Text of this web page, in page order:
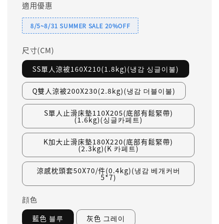
適用優惠
8/5~8/31 SUMMER SALE 20%OFF
尺寸(CM)
SS單人涼被160X210(1.8kg)(냉감 싱글이불)
Q雙人涼被200X230(2.8kg)(냉감 더블이불)
S單人止滑床墊110X205(底部有鬆緊帶)
(1.6kg)(싱글카페트)
K加大止滑床墊180X220(底部有鬆緊帶)
(2.3kg)(K 카페트)
涼感枕頭套50X70/件(0.4kg)(냉감 베개커버
5*7)
顔色
藍色 블루 灰色 그레이